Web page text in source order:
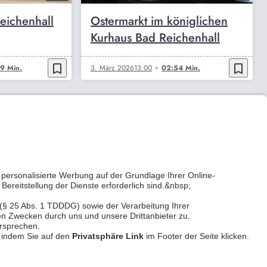
Min. bookmark_border
Ostermarkt im königlichen
Kurhaus Bad Reichenhall
3. März 202613:00 02:54 Min. bookmark_border